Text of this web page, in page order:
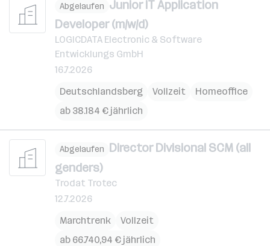
Abgelaufen Junior IT Application
Developer (m/w/d)
LOGICDATA Electronic & Software
Entwicklungs GmbH
16.7.2026
Deutschlandsberg
Vollzeit
Homeoffice
ab 38.184 € jährlich
Abgelaufen Director Divisional SCM (all
genders)
Trodat Trotec
12.7.2026
Marchtrenk
Vollzeit
ab 66.740,94 € jährlich